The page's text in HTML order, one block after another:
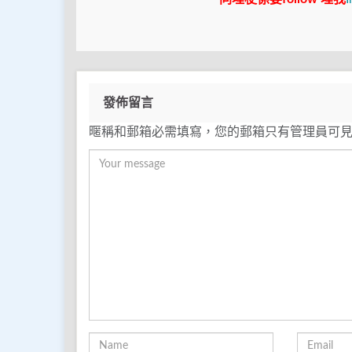
發佈留言
暱稱和郵箱必需填寫，您的郵箱只有管理員可